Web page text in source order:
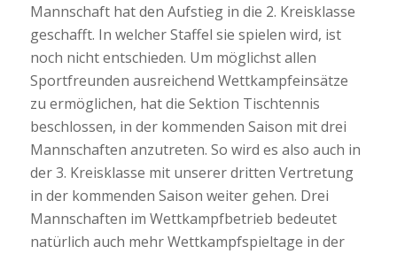
Mannschaft hat den Aufstieg in die 2. Kreisklasse
geschafft. In welcher Staffel sie spielen wird, ist
noch nicht entschieden. Um möglichst allen
Sportfreunden ausreichend Wettkampfeinsätze
zu ermöglichen, hat die Sektion Tischtennis
beschlossen, in der kommenden Saison mit drei
Mannschaften anzutreten. So wird es also auch in
der 3. Kreisklasse mit unserer dritten Vertretung
in der kommenden Saison weiter gehen. Drei
Mannschaften im Wettkampfbetrieb bedeutet
natürlich auch mehr Wettkampfspieltage in der